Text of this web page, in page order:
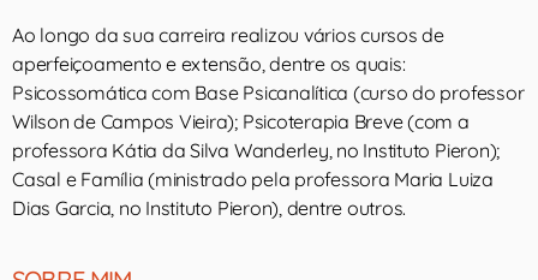
Ao longo da sua carreira realizou vários cursos de
aperfeiçoamento e extensão, dentre os quais:
Psicossomática com Base Psicanalítica (curso do professor
Wilson de Campos Vieira); Psicoterapia Breve (com a
professora Kátia da Silva Wanderley, no Instituto Pieron);
Casal e Família (ministrado pela professora Maria Luiza
Dias Garcia, no Instituto Pieron), dentre outros.